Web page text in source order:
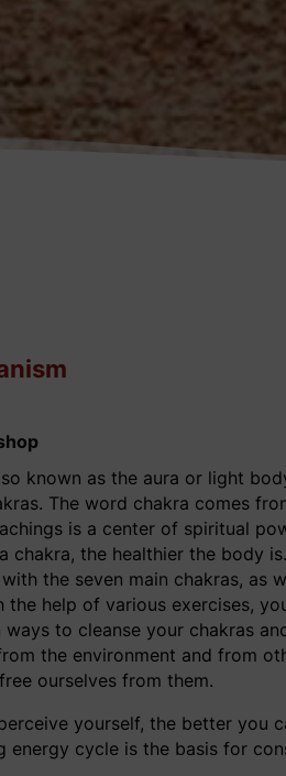
known as the aura or light
The word chakra comes
is a center of spiritual
chakra, the healthier the body
the seven main chakras, as
the help of various exercises,
ways to cleanse your chakras
the environment and from
ourselves from them.
yourself, the better you
energy cycle is the basis for